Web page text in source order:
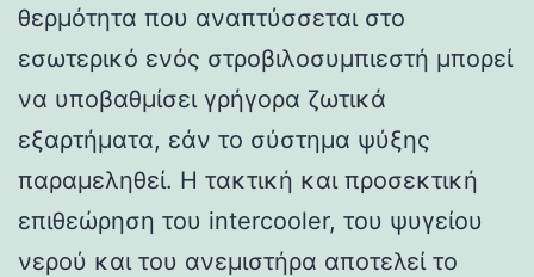
θερμότητα που αναπτύσσεται στο
εσωτερικό ενός στροβιλοσυμπιεστή μπορεί
να υποβαθμίσει γρήγορα ζωτικά
εξαρτήματα, εάν το σύστημα ψύξης
παραμεληθεί. Η τακτική και προσεκτική
επιθεώρηση του intercooler, του ψυγείου
νερού και του ανεμιστήρα αποτελεί το